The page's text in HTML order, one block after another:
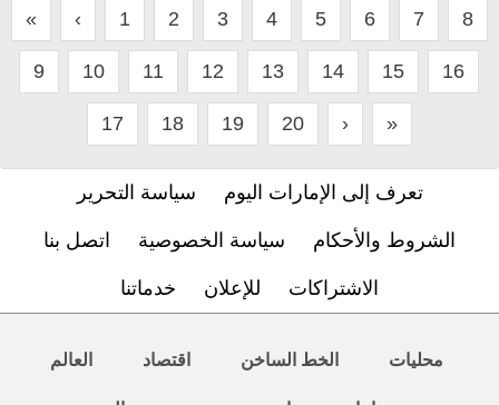
« ‹ 1 2 3 4 5 6 7 8
9 10 11 12 13 14 15 16
17 18 19 20 › »
تعرف إلى الإمارات اليوم سياسة التحرير
الشروط والأحكام سياسة الخصوصية اتصل بنا
الاشتراكات للإعلان خدماتنا
محليات الخط الساخن اقتصاد العالم